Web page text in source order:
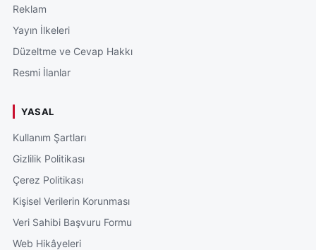
Reklam
Yayın İlkeleri
Düzeltme ve Cevap Hakkı
Resmi İlanlar
YASAL
Kullanım Şartları
Gizlilik Politikası
Çerez Politikası
Kişisel Verilerin Korunması
Veri Sahibi Başvuru Formu
Web Hikâyeleri